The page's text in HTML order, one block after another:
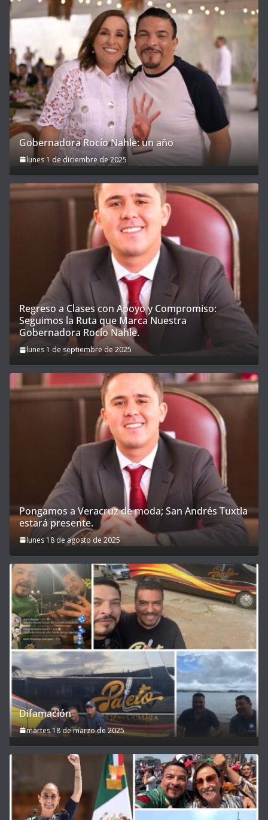
Gobernadora Rocío Nahle: un año
lunes 1 de diciembre de 2025
Regreso a Clases con Apoyo y Compromiso:
Seguimos la Ruta que Marca Nuestra
Gobernadora Rocío Nahle.
lunes 1 de septiembre de 2025
Pongamos a Veracruz de moda; San Andrés Tuxtla
estará presente.
lunes 18 de agosto de 2025
Difamación
martes 18 de marzo de 2025